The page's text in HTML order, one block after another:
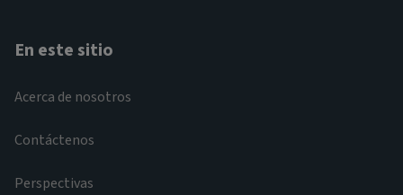
En este sitio
Acerca de nosotros
Contáctenos
Perspectivas